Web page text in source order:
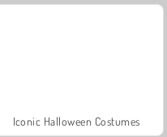
Iconic Halloween Costumes